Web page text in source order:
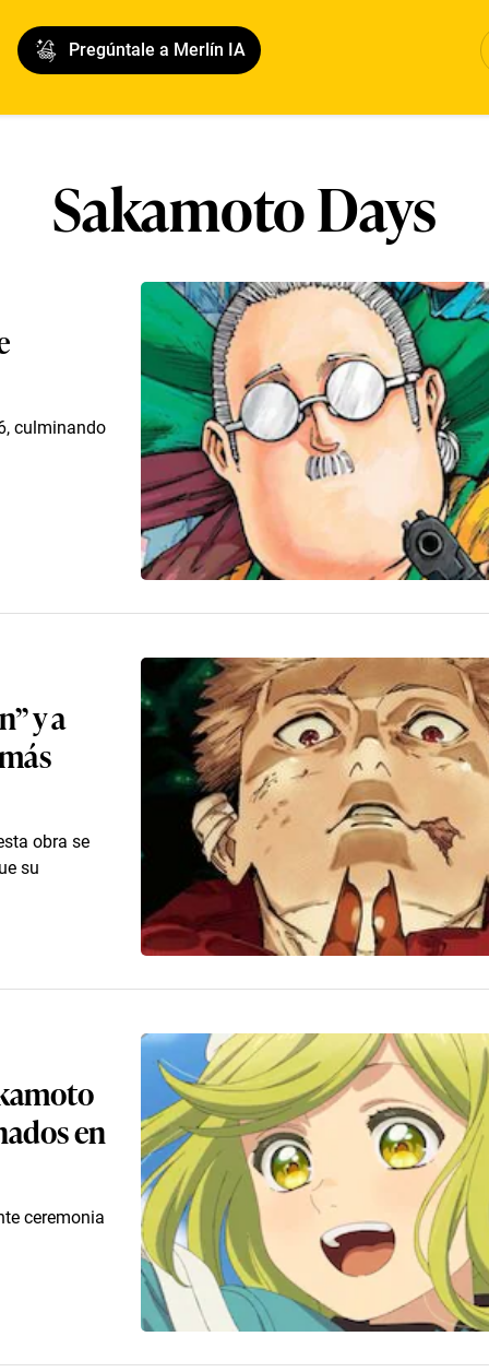
Pregúntale a Merlín IA
Sakamoto Days
culminando
y a
obra se
su
en
ceremonia